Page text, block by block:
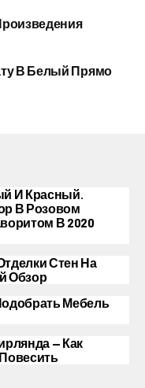
В Белый Прямо
И Красный.
В Розовом
В 2020
Стен На
Обзор
Мебель
— Как